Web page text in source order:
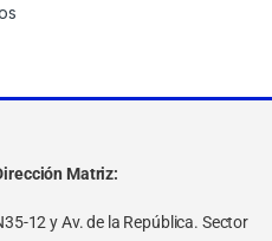
Matriz:
12 y Av. de la República. Sector